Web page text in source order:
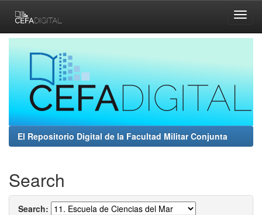
navigation
El Repositorio Digital de la Facultad Militar Conjunta
Search
Search: